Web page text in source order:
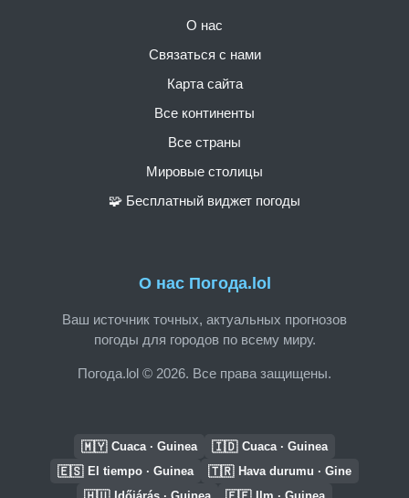
О нас Погода.lol
Ваш источник точных, актуальных прогнозов
погоды для городов по всему миру.
Погода.lol © 2026. Все права защищены.
О нас
Связаться с нами
Карта сайта
Все континенты
Все страны
Мировые столицы
🧩 Бесплатный виджет погоды
🇲🇾 Cuaca · Guinea 🇮🇩 Cuaca · Guinea
🇪🇸 El tiempo · Guinea 🇹🇷 Hava durumu · Gine